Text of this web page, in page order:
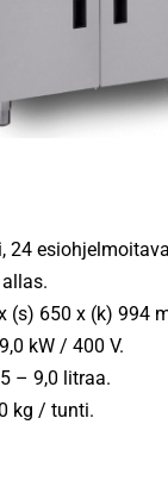
24
(s) 650 x (k) 994
kW / 400 V.
– 9,0 litraa.
kg / tunti.